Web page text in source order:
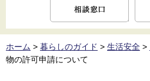
ホーム > 暮らしのガイド > 生活安全 >
物の許可申請について